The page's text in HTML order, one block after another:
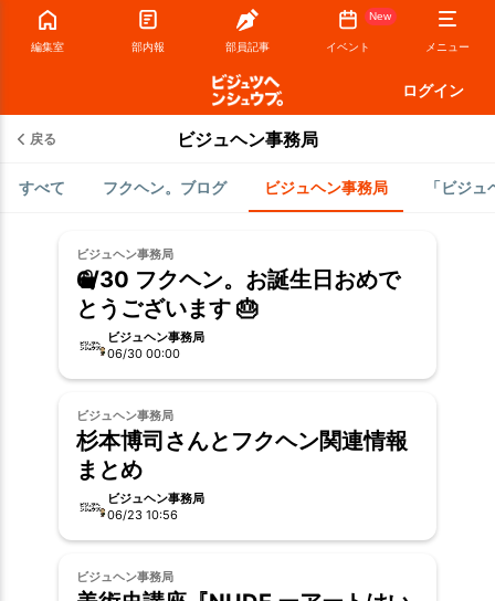
編集室 部内報 部員記事
New
イベント メニュー
ログイン
戻る ビジュヘン事務局
すべて フクヘン。ブログ ビジュヘン事務局 「ビジ
ビジュヘン事務局
6/30 フクヘン。お誕生日おめで
とうございます 🎂
ビジュヘン事務局
06/30 00:00
ビジュヘン事務局
杉本博司さんとフクヘン関連情報
まとめ
ビジュヘン事務局
06/23 10:56
ビジュヘン事務局